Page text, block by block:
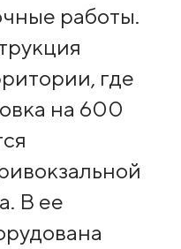
работы.
где
на 600
В ее